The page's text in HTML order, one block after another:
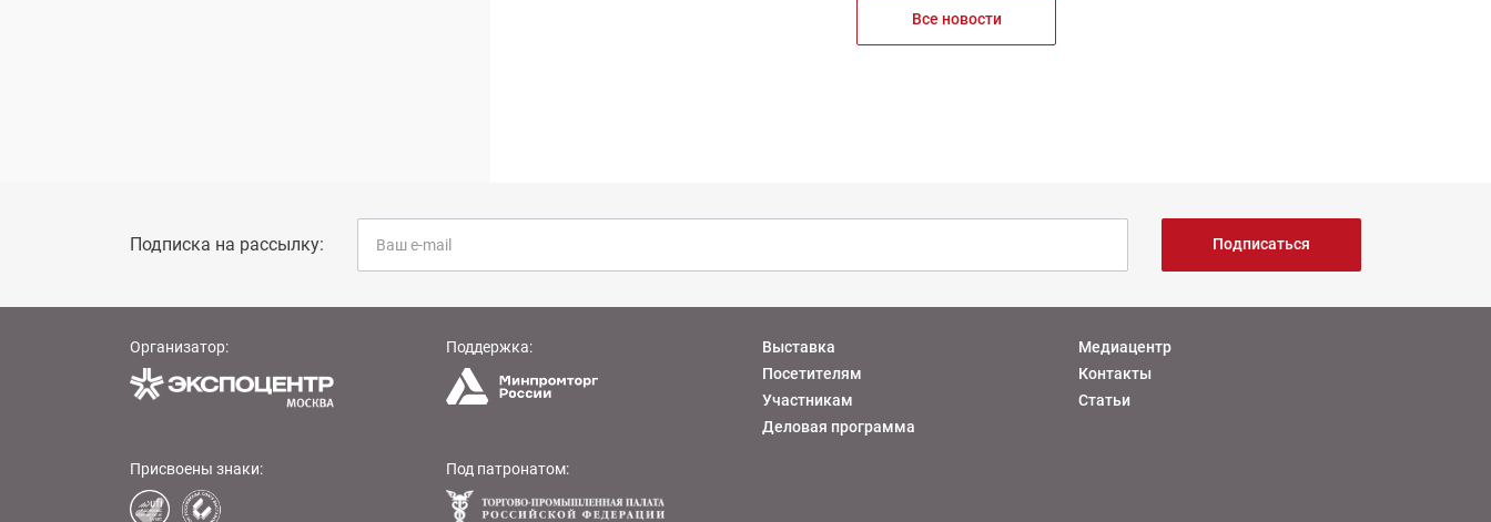
Все новости
Подписка на рассылку: Подписаться
Организатор:
Присвоены знаки:
Поддержка:
Под патронатом:
Выставка
Посетителям
Участникам
Деловая программа
Медиацентр
Контакты
Статьи